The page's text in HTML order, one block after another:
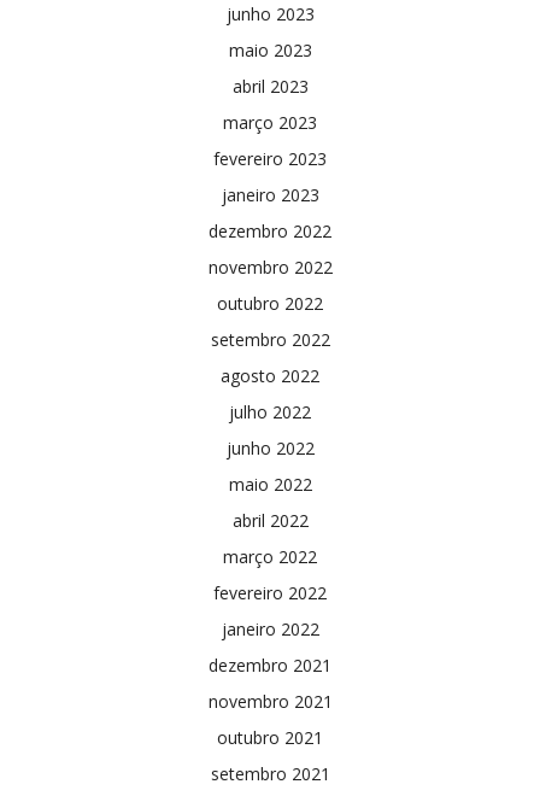
junho 2023
maio 2023
abril 2023
março 2023
fevereiro 2023
janeiro 2023
dezembro 2022
novembro 2022
outubro 2022
setembro 2022
agosto 2022
julho 2022
junho 2022
maio 2022
abril 2022
março 2022
fevereiro 2022
janeiro 2022
dezembro 2021
novembro 2021
outubro 2021
setembro 2021